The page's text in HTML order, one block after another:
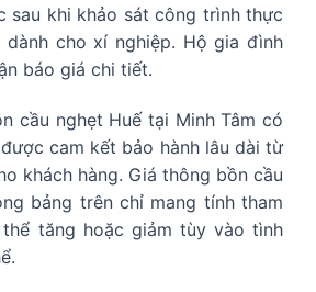
sau khi khảo sát công trình thực
cho xí nghiệp. Hộ gia đình
báo giá chi tiết.
cầu nghẹt Huế tại Minh Tâm có
cam kết bảo hành lâu dài từ
khách hàng. Giá thông bồn cầu
bảng trên chỉ mang tính tham
tăng hoặc giảm tùy vào tình